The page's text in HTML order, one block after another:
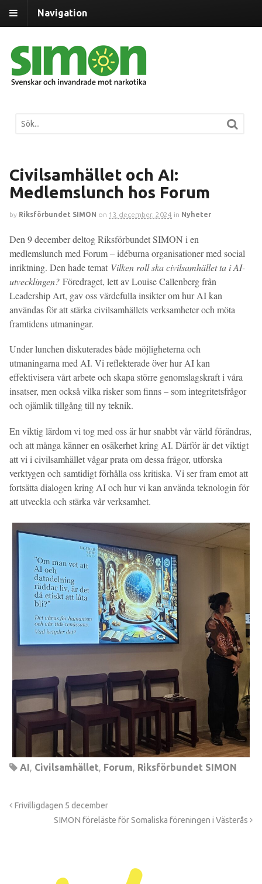
Navigation
Civilsamhället och AI:
Medlemslunch hos Forum
by Riksförbundet SIMON on 13 december, 2024 in Nyheter
Den 9 december deltog Riksförbundet SIMON i en
medlemslunch med Forum – idéburna organisationer med social
inriktning. Den hade temat Vilken roll ska civilsamhället ta i AI-
utvecklingen? Föredraget, lett av Louise Callenberg från
Leadership Art, gav oss värdefulla insikter om hur AI kan
användas för att stärka civilsamhällets verksamheter och möta
framtidens utmaningar.
Under lunchen diskuterades både möjligheterna och
utmaningarna med AI. Vi reflekterade över hur AI kan
effektivisera vårt arbete och skapa större genomslagskraft i våra
insatser, men också vilka risker som finns – som integritetsfrågor
och ojämlik tillgång till ny teknik.
En viktig lärdom vi tog med oss är hur snabbt vår värld förändras,
och att många känner en osäkerhet kring AI. Därför är det viktigt
att vi i civilsamhället vågar prata om dessa frågor, utforska
verktygen och samtidigt förhålla oss kritiska. Vi ser fram emot att
fortsätta dialogen kring AI och hur vi kan använda teknologin för
att utveckla och stärka vår verksamhet.
AI , Civilsamhället, Forum, Riksförbundet SIMON
Frivilligdagen 5 december
SIMON föreläste för Somaliska föreningen i Västerås